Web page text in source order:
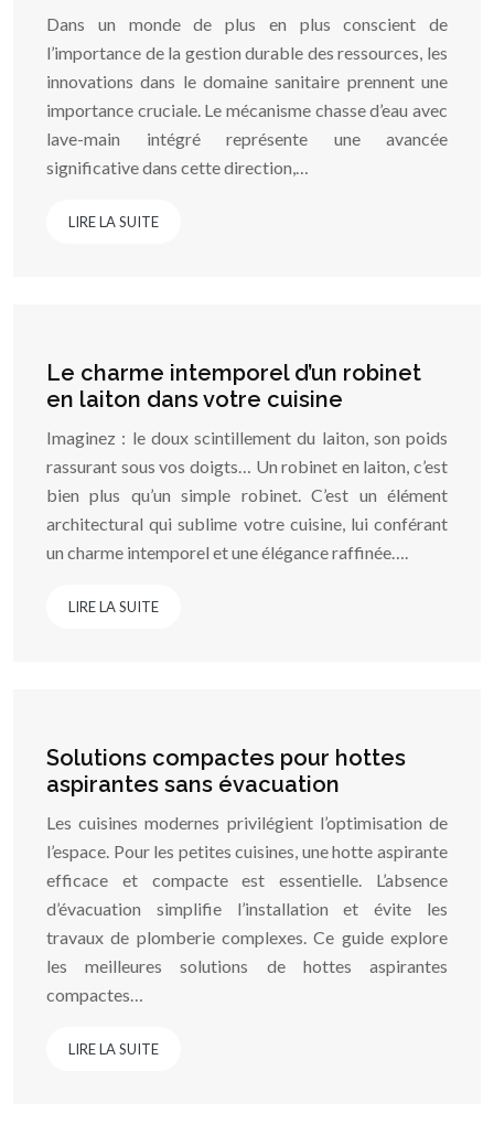
Dans un monde de plus en plus conscient de
l’importance de la gestion durable des ressources, les
innovations dans le domaine sanitaire prennent une
importance cruciale. Le mécanisme chasse d’eau avec
lave-main intégré représente une avancée
significative dans cette direction,…
LIRE LA SUITE
Le charme intemporel d’un robinet
en laiton dans votre cuisine
Imaginez : le doux scintillement du laiton, son poids
rassurant sous vos doigts… Un robinet en laiton, c’est
bien plus qu’un simple robinet. C’est un élément
architectural qui sublime votre cuisine, lui conférant
un charme intemporel et une élégance raffinée….
LIRE LA SUITE
Solutions compactes pour hottes
aspirantes sans évacuation
Les cuisines modernes privilégient l’optimisation de
l’espace. Pour les petites cuisines, une hotte aspirante
efficace et compacte est essentielle. L’absence
d’évacuation simplifie l’installation et évite les
travaux de plomberie complexes. Ce guide explore
les meilleures solutions de hottes aspirantes
compactes…
LIRE LA SUITE